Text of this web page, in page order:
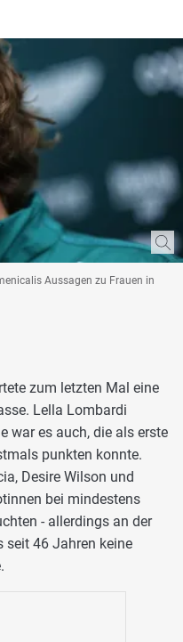
Aussagen zu Frauen in
zum letzten Mal eine
Lella Lombardi
war es auch, die als erste
punkten konnte.
Desire Wilson und
bei mindestens
- allerdings an der
seit 46 Jahren keine